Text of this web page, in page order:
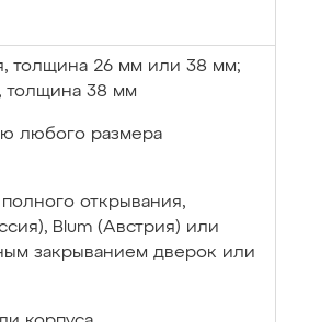
толщина 26 мм или 38 мм;
толщина 38 мм
любого размера
открывания,
Blum (Австрия) или
закрыванием дверок или